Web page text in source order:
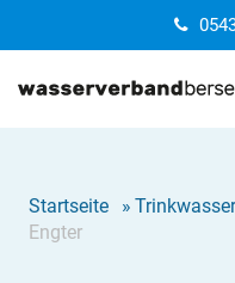
Startseite » Trinkwasser
Engter